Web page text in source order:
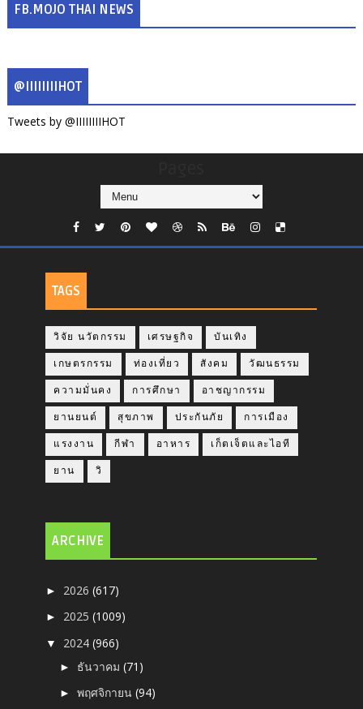
FB.MOJO THAI NEWS
@IIIIIIIIHOT
Tweets by @IIIIIIIIHOT
TAGS
วิจัย นวัตกรรม เศรษฐกิจ บันเทิง
เกษตรกรรม ท่องเที่ยว สังคม วัฒนธรรม
ความมั่นคง การศึกษา อาชญากรรม
ยานยนต์ สุขภาพ ประกันภัย การเมือง
แรงงาน กีฬา อาหาร เก็ตเจ็ตและไอที
ยาน วิ
ARCHIVE
► 2026(617)
► 2025(1009)
▼ 2024(966)
► ธันวาคม(71)
►พฤศจิกายน(94)